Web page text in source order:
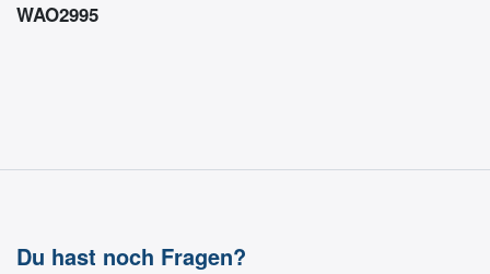
WAO2995
Du hast noch Fragen?